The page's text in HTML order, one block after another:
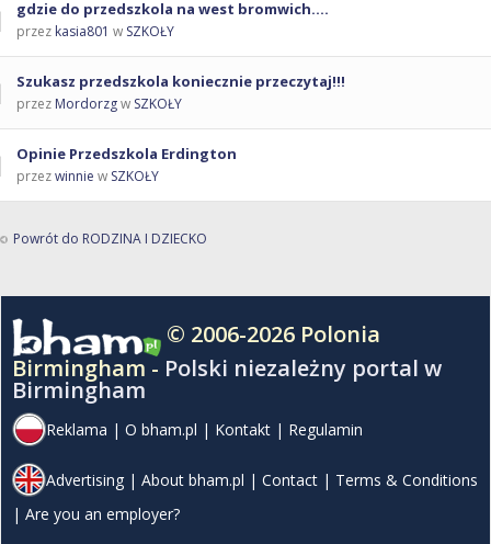
gdzie do przedszkola na west bromwich....
przez kasia801 w SZKOŁY
Szukasz przedszkola koniecznie przeczytaj!!!
przez Mordorzgw SZKOŁY
Opinie Przedszkola Erdington
przezwinnie w SZKOŁY
Powrót do RODZINA I DZIECKO
© 2006-2026 Polonia
Birmingham - Polski niezależny portal w
Birmingham
Reklama | O bham.pl | Kontakt | Regulamin
Advertising | About bham.pl | Contact | Terms & Conditions
| Are you an employer?